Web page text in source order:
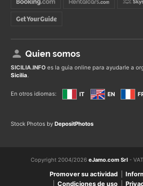
Quien somos
SICILIA.INFO es la guìa online para ayudarle a
Sicilia.
En otros idiomas: IT EN
Stock Photos byDepositPhotos
Copyright 2004/2026 eJamo.com Srl-
Promover su actividad
Condiciones de uso